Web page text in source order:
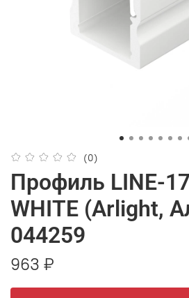
(0)
Профиль LINE-
WHITE (Arlight,
044259
963 ₽